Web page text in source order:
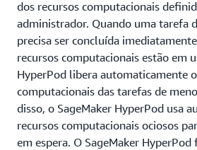
dos recursos computacionais
administrador. Quando uma tarefa
precisa ser concluída
recursos computacionais estão em
HyperPod libera automaticamente
computacionais das tarefas de
disso, o SageMaker HyperPod usa
recursos computacionais ociosos
em espera. O SageMaker